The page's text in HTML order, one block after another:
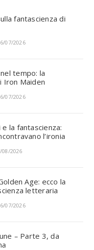
fantascienza di
07/2026
tempo: la
Iron Maiden
07/2026
e la fantascienza:
l’ironia
08/2026
Age: ecco la
letteraria
07/2026
– Parte 3, da